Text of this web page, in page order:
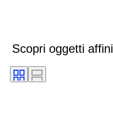
Scopri oggetti affini